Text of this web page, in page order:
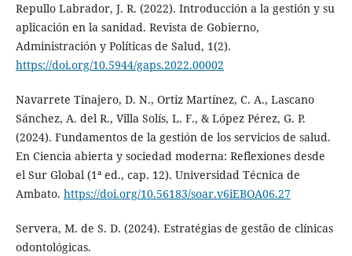
Repullo Labrador, J. R. (2022). Introducción a la gestión y su
aplicación en la sanidad. Revista de Gobierno,
Administración y Políticas de Salud, 1(2).
https://doi.org/10.5944/gaps.2022.00002
Navarrete Tinajero, D. N., Ortiz Martínez, C. A., Lascano
Sánchez, A. del R., Villa Solís, L. F., & López Pérez, G. P.
(2024). Fundamentos de la gestión de los servicios de salud.
En Ciencia abierta y sociedad moderna: Reflexiones desde
el Sur Global (1ª ed., cap. 12). Universidad Técnica de
Ambato. https://doi.org/10.56183/soar.v6iEBOA06.27
Servera, M. de S. D. (2024). Estratégias de gestão de clínicas
odontológicas.